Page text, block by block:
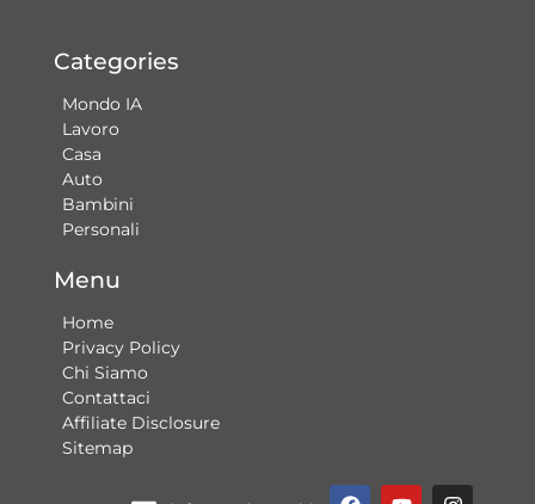
Categories
Mondo IA
Lavoro
Casa
Auto
Bambini
Personali
Menu
Home
Privacy Policy
Chi Siamo
Contattaci​
Affiliate Disclosure
Sitemap
F
Y
I
G